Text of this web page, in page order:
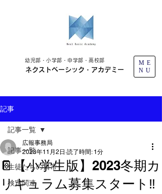
幼児部・小学部・中学部・高校部
ネクストベーシック・アカデミー
ME
NU
記事
記事一覧
生徒たちの日常
検定関連
記事一覧
📔【小学生版】2023冬期カ
リキュラム募集スタート‼️
広報事務局
2023年11月2日 読了時間: 1分